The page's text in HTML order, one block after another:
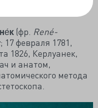
(фр. René-
; 17 февраля 1781,
1826, Керлуанек,
и анатом,
метода